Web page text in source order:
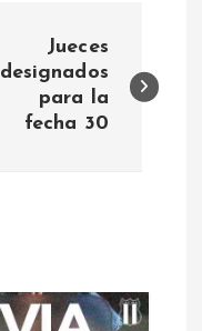
Jueces
designados
para la
fecha 30